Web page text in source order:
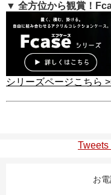
▼ 全方位から観賞！
シリーズページこちら
Tweets
お